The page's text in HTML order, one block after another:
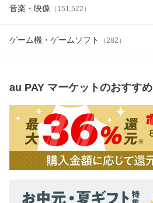
音楽・映像 （ 151,522 ）
ゲーム機・ゲームソフト （282 ）
au PAY マーケットのおすすめ